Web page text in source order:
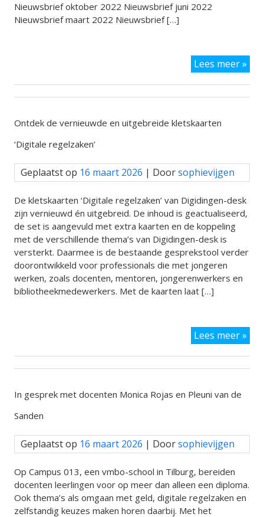
Nieuwsbrief oktober 2022 Nieuwsbrief juni 2022
Nieuwsbrief maart 2022 Nieuwsbrief […]
Lees meer »
Ontdek de vernieuwde en uitgebreide kletskaarten
‘Digitale regelzaken’
Geplaatst op 16 maart 2026 | Doorsophievijgen
De kletskaarten ‘Digitale regelzaken’ van Digidingen-desk
zijn vernieuwd én uitgebreid. De inhoud is geactualiseerd,
de set is aangevuld met extra kaarten en de koppeling
met de verschillende thema’s van Digidingen-desk is
versterkt. Daarmee is de bestaande gesprekstool verder
doorontwikkeld voor professionals die met jongeren
werken, zoals docenten, mentoren, jongerenwerkers en
bibliotheekmedewerkers. Met de kaarten laat […]
Lees meer »
de
en
In gesprek met docenten Monica Rojas en Pleuni van de
Sanden
Geplaatst op 16 maart 2026 | Doorsophievijgen
Op Campus 013, een vmbo-school in Tilburg, bereiden
docenten leerlingen voor op meer dan alleen een diploma.
Ook thema’s als omgaan met geld, digitale regelzaken en
zelfstandig keuzes maken horen daarbij. Met het